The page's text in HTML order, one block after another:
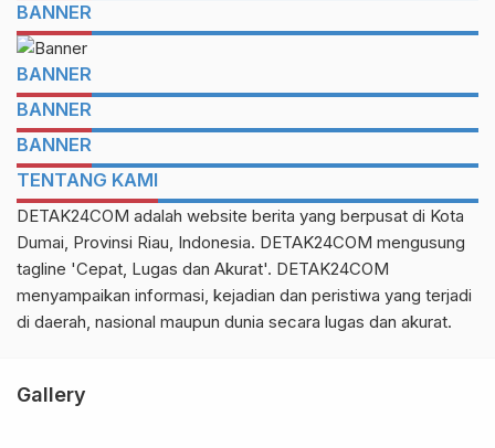
BANNER
BANNER
BANNER
BANNER
TENTANG KAMI
DETAK24COM adalah website berita yang berpusat di Kota
Dumai, Provinsi Riau, Indonesia. DETAK24COM mengusung
tagline 'Cepat, Lugas dan Akurat'. DETAK24COM
menyampaikan informasi, kejadian dan peristiwa yang terjadi
di daerah, nasional maupun dunia secara lugas dan akurat.
Gallery